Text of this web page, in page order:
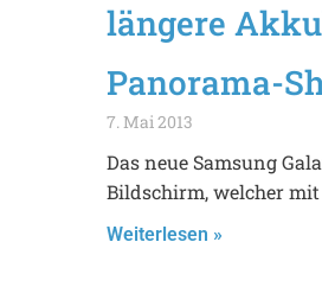
längere
Panorama-
7. Mai 2013
Das neue Samsung
Bildschirm, welcher
Weiterlesen »